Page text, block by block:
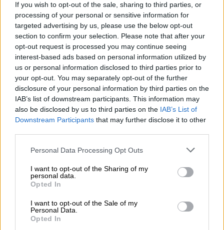
If you wish to opt-out of the sale, sharing to third parties, or
processing of your personal or sensitive information for
targeted advertising by us, please use the below opt-out
section to confirm your selection. Please note that after your
opt-out request is processed you may continue seeing
interest-based ads based on personal information utilized by
us or personal information disclosed to third parties prior to
your opt-out. You may separately opt-out of the further
disclosure of your personal information by third parties on the
IAB’s list of downstream participants. This information may
also be disclosed by us to third parties on the IAB’s List of
Downstream Participants that may further disclose it to other
Please note that this website/app uses one or more Google
not limited to your visit or usage behaviour. You may click to
grant or deny consent to Google and its third-party tags to
use your data for below specified purposes in below Google
consent section.
Personal Data Processing Opt Outs
I want to opt-out of the Sharing of my
personal data.
Opted In
I want to opt-out of the Sale of my
Personal Data.
Opted In
28,30%,τηνΕΛΑΣ στο 14,60%, τοΠΑΣΟΚ στο
υψηλότερο ποσοστό του με12,20% και την
Ελπίδα στο 7,30%. Η εμφάνιση της Μαρίας
Καρυστιανού λειτουργεί ως νέος
παράγοντας πίεσης, χωρίς ωστόσο να έχει
αποδειχθεί ακόμα αν η δυναμική της μπορεί
να αποκτήσει μόνιμα χαρακτηριστικά. Η
ειδοποιός διαφορά στα ακροατήριά τους
είναι ότι η ΕΛ.Α.Σ αντλεί τη δύναμή της από
την ευρεία στήριξη των πολιτών που
αυτοπροσδιορίζονται ως αριστεροί ή
κεντροαριστεροί, σε αντίθεση με την
«Ελπίδα για τη Δημοκρατία», η οποία
στηρίζεται κατά κύριο λόγο σε απολιτίκ
ψηφοφόρους που πιστεύουν ότι η
παραδοσιακή διάκριση ανάμεσα σε αριστερά
και δεξιά«δεν έχει πλέον νόημα»